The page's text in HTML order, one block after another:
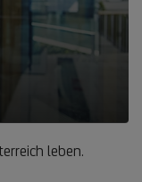
leben.